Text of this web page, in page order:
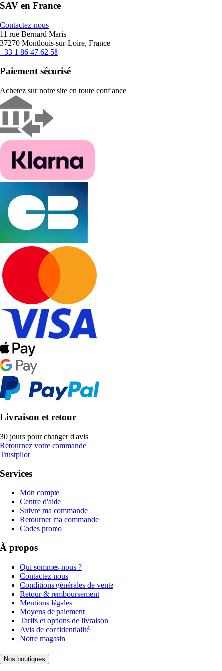
SAV en France
Contactez-nous
11 rue Bernard Maris
37270 Montlouis-sur-Loire, France
+33 1 86 47 62 58
Paiement sécurisé
Achetez sur notre site en toute confiance
Livraison et retour
30 jours pour changer d'avis
Retournez votre commande
Trustpilot
Services
Mon compte
Centre d'aide
Suivre ma commande
Retourner ma commande
Codes promo
À propos
Qui sommes-nous ?
Contactez-nous
Conditions générales de vente
Retour & remboursement
Mentions légales
Moyens de paiement
Tarifs et options de livraison
Avis de confidentialité
Notre magasin
Nos boutiques